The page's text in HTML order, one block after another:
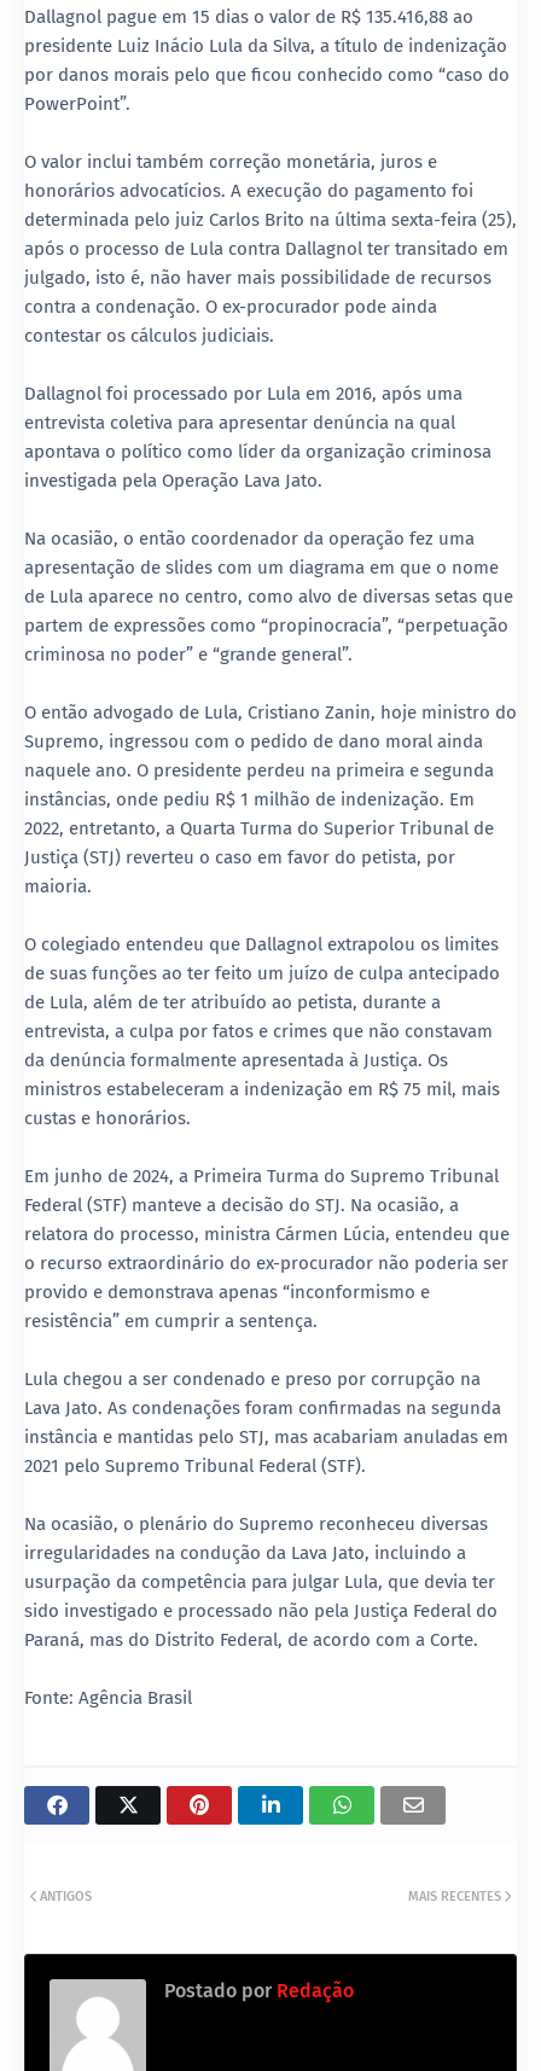
Dallagnol pague em 15 dias o valor de R$ 135.416,88 ao
presidente Luiz Inácio Lula da Silva, a título de indenização
por danos morais pelo que ficou conhecido como “caso do
PowerPoint”.
O valor inclui também correção monetária, juros e
honorários advocatícios. A execução do pagamento foi
determinada pelo juiz Carlos Brito na última sexta-feira (25),
após o processo de Lula contra Dallagnol ter transitado em
julgado, isto é, não haver mais possibilidade de recursos
contra a condenação. O ex-procurador pode ainda
contestar os cálculos judiciais.
Dallagnol foi processado por Lula em 2016, após uma
entrevista coletiva para apresentar denúncia na qual
apontava o político como líder da organização criminosa
investigada pela Operação Lava Jato.
Na ocasião, o então coordenador da operação fez uma
apresentação de slides com um diagrama em que o nome
de Lula aparece no centro, como alvo de diversas setas que
partem de expressões como “propinocracia”, “perpetuação
criminosa no poder” e “grande general”.
O então advogado de Lula, Cristiano Zanin, hoje ministro do
Supremo, ingressou com o pedido de dano moral ainda
naquele ano. O presidente perdeu na primeira e segunda
instâncias, onde pediu R$ 1 milhão de indenização. Em
2022, entretanto, a Quarta Turma do Superior Tribunal de
Justiça (STJ) reverteu o caso em favor do petista, por
maioria.
O colegiado entendeu que Dallagnol extrapolou os limites
de suas funções ao ter feito um juízo de culpa antecipado
de Lula, além de ter atribuído ao petista, durante a
entrevista, a culpa por fatos e crimes que não constavam
da denúncia formalmente apresentada à Justiça. Os
ministros estabeleceram a indenização em R$ 75 mil, mais
custas e honorários.
Em junho de 2024, a Primeira Turma do Supremo Tribunal
Federal (STF) manteve a decisão do STJ. Na ocasião, a
relatora do processo, ministra Cármen Lúcia, entendeu que
o recurso extraordinário do ex-procurador não poderia ser
provido e demonstrava apenas “inconformismo e
resistência” em cumprir a sentença.
Lula chegou a ser condenado e preso por corrupção na
Lava Jato. As condenações foram confirmadas na segunda
instância e mantidas pelo STJ, mas acabariam anuladas em
2021 pelo Supremo Tribunal Federal (STF).
Na ocasião, o plenário do Supremo reconheceu diversas
irregularidades na condução da Lava Jato, incluindo a
usurpação da competência para julgar Lula, que devia ter
sido investigado e processado não pela Justiça Federal do
Paraná, mas do Distrito Federal, de acordo com a Corte.
Fonte: Agência Brasil
MAIS RECENTES
ANTIGOS
Postado por Redação